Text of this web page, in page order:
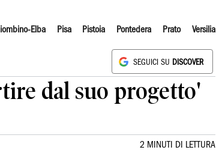
Elba Pisa Pistoia Pontedera Prato Versilia
SEGUICI SU DISCOVER
dal suo progetto'
2 MINUTI DI LETTURA